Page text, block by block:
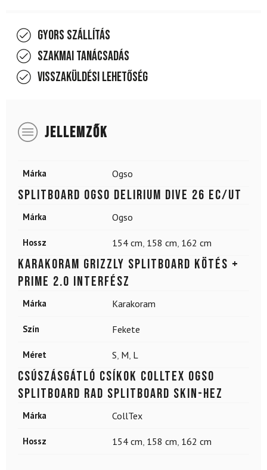
Gyors szállítás
Szakmai tanácsadás
Visszaküldési lehetőség
JELLEMZŐK
Márka Ogso
Splitboard OGSO Delirium Dive 26 EC/UT
Márka Ogso
Hossz 154 cm 158 cm 162 cm
KARAKORAM Grizzly splitboard kötés +
Prime 2.0 interfész
Márka Karakoram
Szín Fekete
Méret S M L
Csúszásgátló csíkok Colltex Ogso
splitboard RAD SPLITBOARD SKIN-hez
Márka CollTex
Hossz 154 cm 158 cm 162 cm